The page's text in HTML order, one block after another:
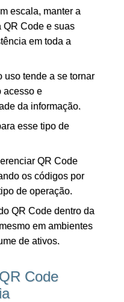
escala, manter a
QR Code e suas
em toda a
uso tende a se tornar
acesso e
da informação.
esse tipo de
QR Code
os códigos por
de operação.
QR Code dentro da
em ambientes
de ativos.
Code